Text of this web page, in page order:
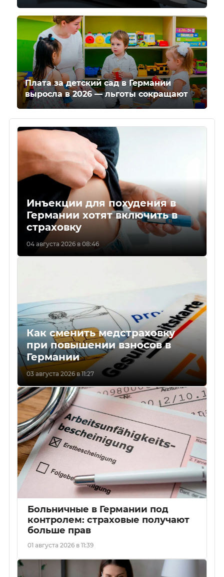
Плата за детский сад в Германии
выросла в 2026 — льготы сокращают
Инъекции для похудения в
Германии хотят включить в
страховку
04 августа 2026 в 08:46
Как сменить медстраховку
при повышении взносов в
Германии
03 августа 2026 в 11:27
Больничные в Германии под
контролем: страховые получают
больше прав
01 августа 2026 в 11:39